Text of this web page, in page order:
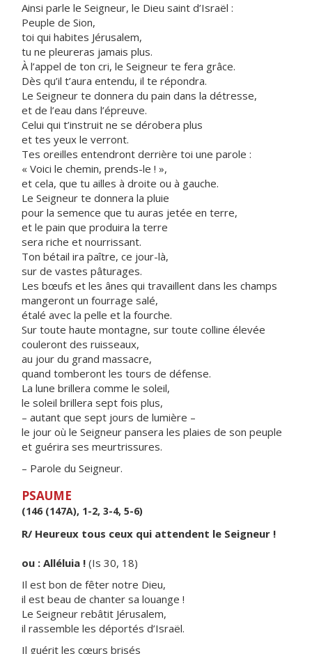
Ainsi parle le Seigneur, le Dieu saint d’Israël :
Peuple de Sion,
toi qui habites Jérusalem,
tu ne pleureras jamais plus.
À l’appel de ton cri, le Seigneur te fera grâce.
Dès qu’il t’aura entendu, il te répondra.
Le Seigneur te donnera du pain dans la détresse,
et de l’eau dans l’épreuve.
Celui qui t’instruit ne se dérobera plus
et tes yeux le verront.
Tes oreilles entendront derrière toi une parole :
« Voici le chemin, prends-le ! »,
et cela, que tu ailles à droite ou à gauche.
Le Seigneur te donnera la pluie
pour la semence que tu auras jetée en terre,
et le pain que produira la terre
sera riche et nourrissant.
Ton bétail ira paître, ce jour-là,
sur de vastes pâturages.
Les bœufs et les ânes qui travaillent dans les champs
mangeront un fourrage salé,
étalé avec la pelle et la fourche.
Sur toute haute montagne, sur toute colline élevée
couleront des ruisseaux,
au jour du grand massacre,
quand tomberont les tours de défense.
La lune brillera comme le soleil,
le soleil brillera sept fois plus,
– autant que sept jours de lumière –
le jour où le Seigneur pansera les plaies de son peuple
et guérira ses meurtrissures.
– Parole du Seigneur.
PSAUME
(146 (147A), 1-2, 3-4, 5-6)
R/ Heureux tous ceux qui attendent le Seigneur !
ou : Alléluia ! (Is 30, 18)
Il est bon de fêter notre Dieu,
il est beau de chanter sa louange !
Le Seigneur rebâtit Jérusalem,
il rassemble les déportés d’Israël.
Il guérit les cœurs brisés